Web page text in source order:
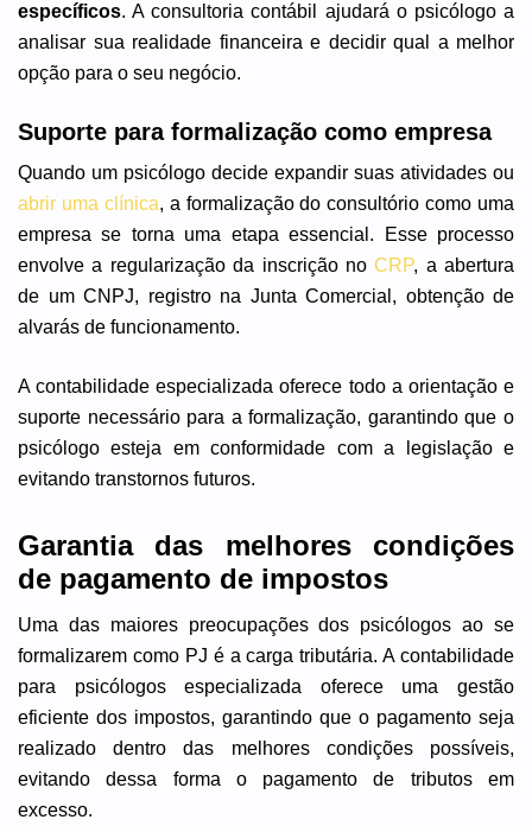
específicos. A consultoria contábil ajudará o psicólogo a
analisar sua realidade financeira e decidir qual a melhor
opção para o seu negócio.
Suporte para formalização como empresa
Quando um psicólogo decide expandir suas atividades ou
abrir uma clínica, a formalização do consultório como uma
empresa se torna uma etapa essencial. Esse processo
envolve a regularização da inscrição noCRP, a abertura
de um CNPJ, registro na Junta Comercial, obtenção de
alvarás de funcionamento.
A contabilidade especializada oferece todo a orientação e
suporte necessário para a formalização, garantindo que o
psicólogo esteja em conformidade com a legislação e
evitando transtornos futuros.
Garantia das melhores condições
de pagamento de impostos
Uma das maiores preocupações dos psicólogos ao se
formalizarem como PJ é a carga tributária. A contabilidade
para psicólogos especializada oferece uma gestão
eficiente dos impostos, garantindo que o pagamento seja
realizado dentro das melhores condições possíveis,
evitando dessa forma o pagamento de tributos em
excesso.